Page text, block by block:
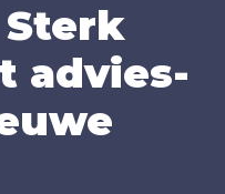
advies­